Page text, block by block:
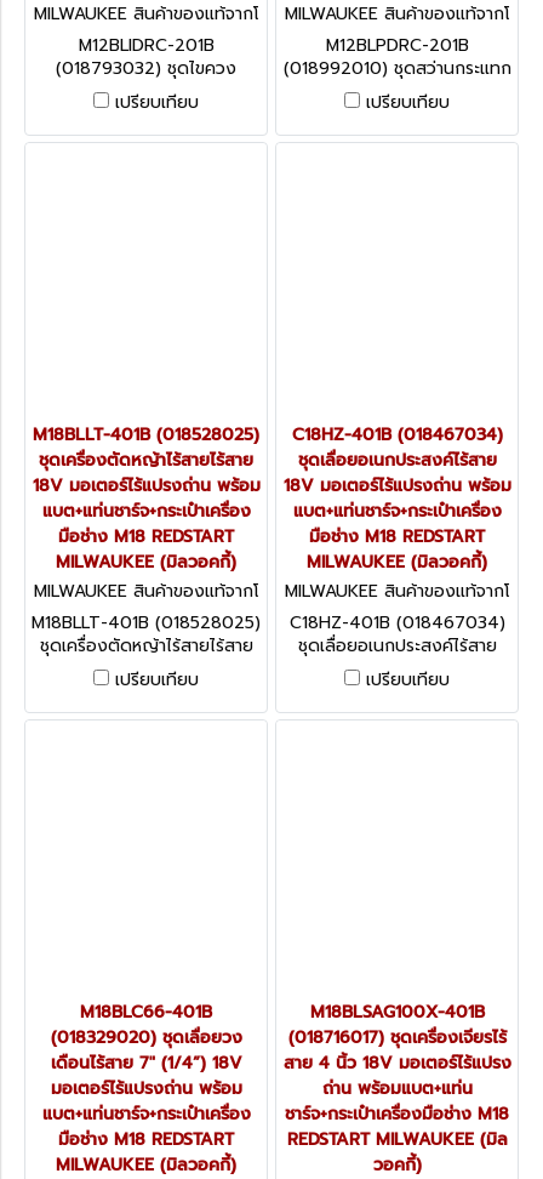
MILWAUKEE สินค้าของแท้จากโ
รงงานผู้ผลิต M12BLIDRC-201
B (018793032)
M12BLIDRC-201B
(018793032) ชุดไขควง
กระแทกไร้สาย 12V พร้อม
แบต+แท่นชาร์จ+กระเป๋าเครื่อง
มือช่าง M12 REDSTART
เปรียบเทียบ
MILWAUKEE สินค้าของแท้จากโ
รงงานผู้ผลิต M12BLPDRC-20
1B (018992010)
M12BLPDRC-201B
(018992010) ชุดสว่านกระแทก
ไร้สาย 12V พร้อมแบต+แท่น
ชาร์จ+กระเป๋าเครื่องมือช่าง M12
REDSTART MILWAUKEE (มิล
เปรียบเทียบ
M18BLLT-401B (018528025)
ชุดเครื่องตัดหญ้าไร้สายไร้สาย
18V มอเตอร์ไร้แปรงถ่าน พร้อม
แบต+แท่นชาร์จ+กระเป๋าเครื่อง
มือช่าง M18 REDSTART
MILWAUKEE (มิลวอคกี้)
MILWAUKEE สินค้าของแท้จากโ
รงงานผู้ผลิต M18BLLT-401B
(018528025)
M18BLLT-401B (018528025)
ชุดเครื่องตัดหญ้าไร้สายไร้สาย
18V มอเตอร์ไร้แปรงถ่าน พร้อม
แบต+แท่นชาร์จ+กระเป๋าเครื่อง
มือช่าง M18 REDSTART
เปรียบเทียบ
C18HZ-401B (018467034)
ชุดเลื่อยอเนกประสงค์ไร้สาย
18V มอเตอร์ไร้แปรงถ่าน พร้อม
แบต+แท่นชาร์จ+กระเป๋าเครื่อง
มือช่าง M18 REDSTART
MILWAUKEE (มิลวอคกี้)
MILWAUKEE สินค้าของแท้จากโ
รงงานผู้ผลิต C18HZ-401B (0
18467034)
C18HZ-401B (018467034)
ชุดเลื่อยอเนกประสงค์ไร้สาย
18V มอเตอร์ไร้แปรงถ่าน พร้อม
แบต+แท่นชาร์จ+กระเป๋าเครื่อง
มือช่าง M18 REDSTART
เปรียบเทียบ
M18BLC66-401B
(018329020) ชุดเลื่อยวง
เดือนไร้สาย 7" (1/4”) 18V
มอเตอร์ไร้แปรงถ่าน พร้อม
แบต+แท่นชาร์จ+กระเป๋าเครื่อง
มือช่าง M18 REDSTART
MILWAUKEE (มิลวอคกี้)
M18BLSAG100X-401B
(018716017) ชุดเครื่องเจียรไร้
สาย 4 นิ้ว 18V มอเตอร์ไร้แปรง
ถ่าน พร้อมแบต+แท่น
ชาร์จ+กระเป๋าเครื่องมือช่าง M18
REDSTART MILWAUKEE (มิล
วอคกี้)